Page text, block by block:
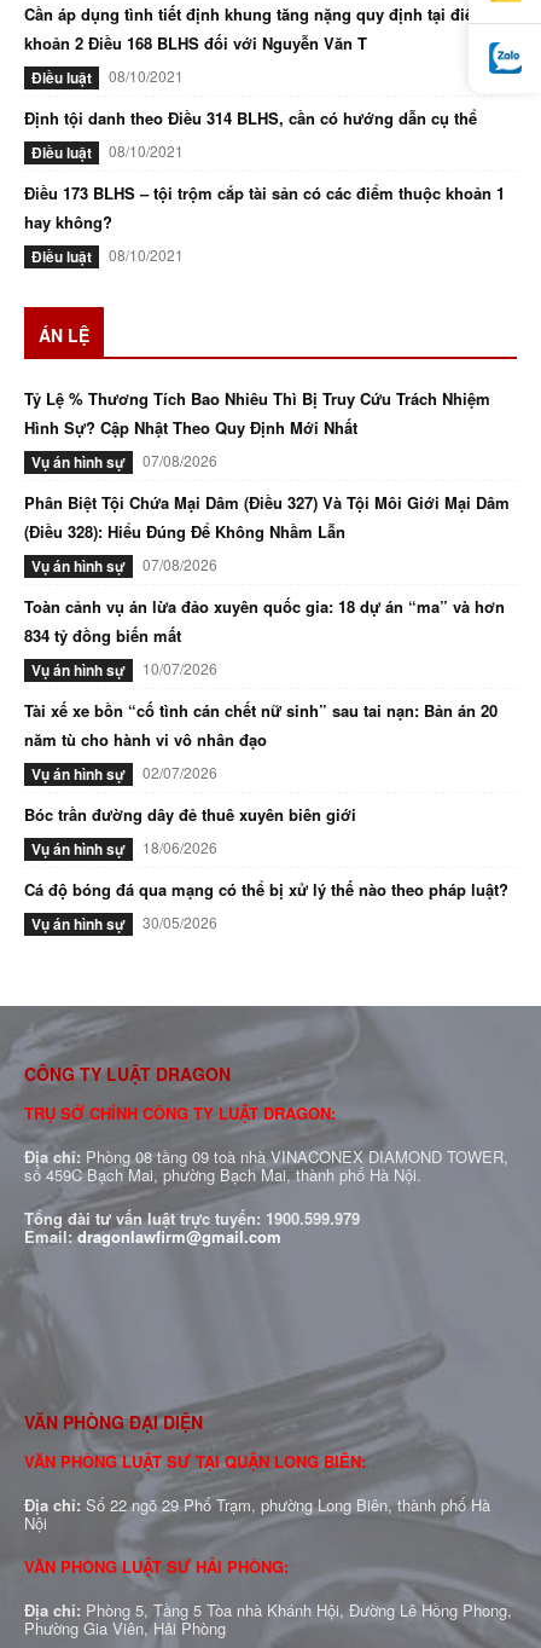
Cần áp dụng tình tiết định khung tăng nặng quy định tại điểm d
khoản 2 Điều 168 BLHS đối với Nguyễn Văn T
Điều luật 08/10/2021
Định tội danh theo Điều 314 BLHS, cần có hướng dẫn cụ thể
Điều luật 08/10/2021
Điều 173 BLHS – tội trộm cắp tài sản có các điểm thuộc khoản 1
hay không?
Điều luật 08/10/2021
ÁN LỆ
Tỷ Lệ % Thương Tích Bao Nhiêu Thì Bị Truy Cứu Trách Nhiệm
Hình Sự? Cập Nhật Theo Quy Định Mới Nhất
Vụ án hình sự 07/08/2026
Phân Biệt Tội Chứa Mại Dâm (Điều 327) Và Tội Môi Giới Mại Dâm
(Điều 328): Hiểu Đúng Để Không Nhầm Lẫn
Vụ án hình sự 07/08/2026
Toàn cảnh vụ án lừa đảo xuyên quốc gia: 18 dự án “ma” và hơn
834 tỷ đồng biến mất
Vụ án hình sự 10/07/2026
Tài xế xe bồn “cố tình cán chết nữ sinh” sau tai nạn: Bản án 20
năm tù cho hành vi vô nhân đạo
Vụ án hình sự 02/07/2026
Bóc trần đường dây đẻ thuê xuyên biên giới
Vụ án hình sự 18/06/2026
Cá độ bóng đá qua mạng có thể bị xử lý thế nào theo pháp luật?
Vụ án hình sự 30/05/2026
CÔNG TY LUẬT DRAGON
TRỤ SỞ CHÍNH CÔNG TY LUẬT DRAGON:
Địa chỉ: Phòng 08 tầng 09 toà nhà VINACONEX DIAMOND TOWER,
số 459C Bạch Mai, phường Bạch Mai, thành phố Hà Nội.
Tổng đài tư vấn luật trực tuyến: 1900.599.979
Email:dragonlawfirm@gmail.com
VĂN PHÒNG ĐẠI DIỆN
VĂN PHÒNG LUẬT SƯ TẠI QUẬN LONG BIÊN:
Địa chỉ: Số 22 ngõ 29 Phố Trạm, phường Long Biên, thành phố Hà
Nội
VĂN PHÒNG LUẬT SƯ HẢI PHÒNG:
Địa chỉ: Phòng 5, Tầng 5 Tòa nhà Khánh Hội, Đường Lê Hồng Phong,
Phường Gia Viên, Hải Phòng